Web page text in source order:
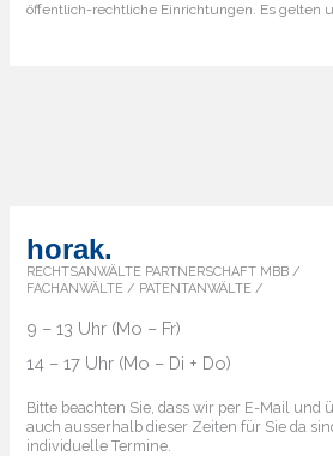
öffentlich-rechtliche Einrichtungen. Es gelten
horak.
RECHTSANWÄLTE PARTNERSCHAFT MBB /
FACHANWÄLTE / PATENTANWÄLTE /
9 – 13 Uhr (Mo – Fr)
14 – 17 Uhr (Mo – Di + Do)
Bitte beachten Sie, dass wir per E-Mail und
auch ausserhalb dieser Zeiten für Sie da
individuelle Termine.